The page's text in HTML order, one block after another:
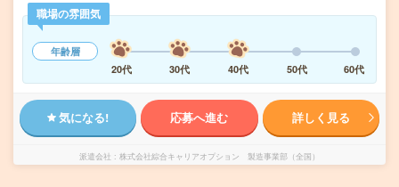
職場の雰囲気
年齢層
20代
30代 40代 50代 60代
気になる! 応募へ進む 詳しく見る
派遣会社 株式会社綜合キャリアオプション 製造事業部（全国）